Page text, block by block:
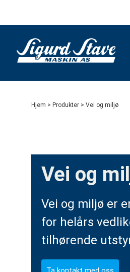
Hjem > Produkter > Vei og miljø
Vei og
Vei og miljø er
for helårs
tilhørende